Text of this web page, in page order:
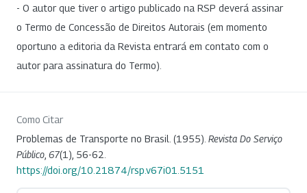
- O autor que tiver o artigo publicado na RSP deverá assinar
o Termo de Concessão de Direitos Autorais (em momento
oportuno a editoria da Revista entrará em contato com o
autor para assinatura do Termo).
Como Citar
Problemas de Transporte no Brasil. (1955). Revista Do Serviço
Público 67(1), 56-62.
https://doi.org/10.21874/rsp.v67i01.5151